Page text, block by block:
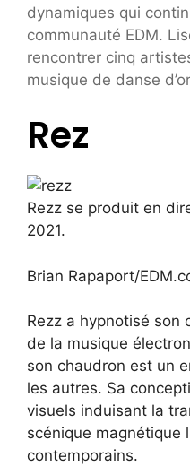
dynamiques qui
communauté EDM.
rencontrer cinq
musique de danse
Rez
Rezz se produit en
2021.
Brian Rapaport/
Rezz a hypnotisé son
de la musique
son chaudron est un
les autres. Sa
visuels induisant la
scénique magnétique
contemporains.